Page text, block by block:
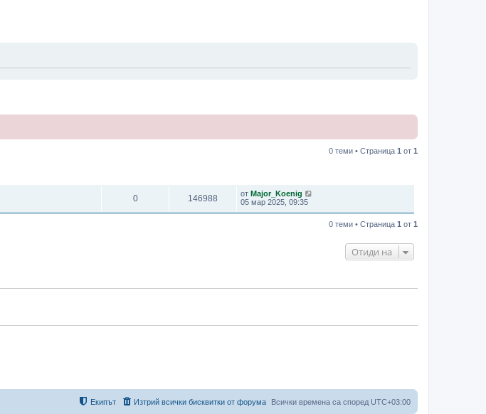
0 теми • Страница 1 от 1
0 146988 от Major_Koenig
05 мар 2025, 09:35
0 теми • Страница 1 от 1
Отиди на
Всички времена са според UTC+03:00
Изтрий всички бисквитки от форума
Екипът